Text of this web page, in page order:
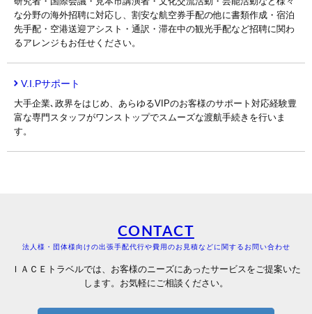
な分野の海外招聘に対応し、割安な航空券手配の他に書類作成・宿泊
先手配・空港送迎アシスト・通訳・滞在中の観光手配など招聘に関わ
るアレンジもお任せください。
V.I.Pサポート
大手企業､政界をはじめ、あらゆるVIPのお客様のサポート対応経験豊
富な専門スタッフがワンストップでスムーズな渡航手続きを行いま
す。
CONTACT
法人様・団体様向けの出張手配代行や費用のお見積などに関するお問い合わせ
ＩＡＣＥトラベルでは、お客様のニーズにあったサービスをご提案いた
します。お気軽にご相談ください。